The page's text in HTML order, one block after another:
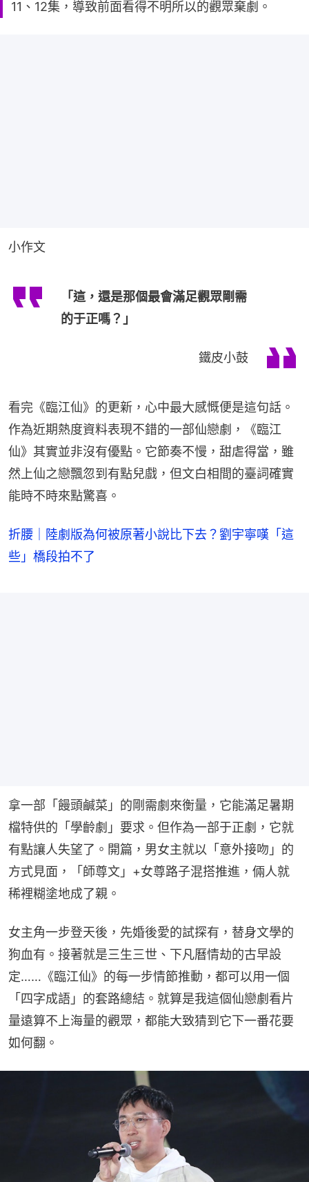
11、12集，導致前面看得不明所以的觀眾棄劇。
小作文
「這，還是那個最會滿足觀眾剛需
的于正嗎？」
鐵皮小鼓
看完《臨江仙》的更新，心中最大感慨便是這句話。
作為近期熱度資料表現不錯的一部仙戀劇，《臨江
仙》其實並非沒有優點。它節奏不慢，甜虐得當，雖
然上仙之戀飄忽到有點兒戲，但文白相間的臺詞確實
能時不時來點驚喜。
折腰｜陸劇版為何被原著小說比下去？劉宇寧嘆「這
些」橋段拍不了
拿一部「饅頭鹹菜」的剛需劇來衡量，它能滿足暑期
檔特供的「學齡劇」要求。但作為一部于正劇，它就
有點讓人失望了。開篇，男女主就以「意外接吻」的
方式見面，「師尊文」+女尊路子混搭推進，倆人就
稀裡糊塗地成了親。
女主角一步登天後，先婚後愛的試探有，替身文學的
狗血有。接著就是三生三世、下凡曆情劫的古早設
定……《臨江仙》的每一步情節推動，都可以用一個
「四字成語」的套路總結。就算是我這個仙戀劇看片
量遠算不上海量的觀眾，都能大致猜到它下一番花要
如何翻。